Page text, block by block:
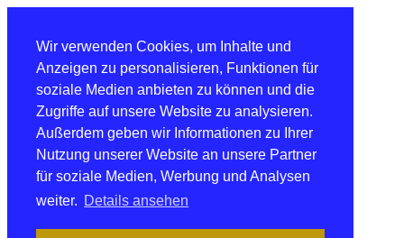
Wir verwenden Cookies, um Inhalte und
Anzeigen zu personalisieren, Funktionen für
soziale Medien anbieten zu können und die
Zugriffe auf unsere Website zu analysieren.
Außerdem geben wir Informationen zu Ihrer
Nutzung unserer Website an unsere Partner
für soziale Medien, Werbung und Analysen
weiter. Details ansehen